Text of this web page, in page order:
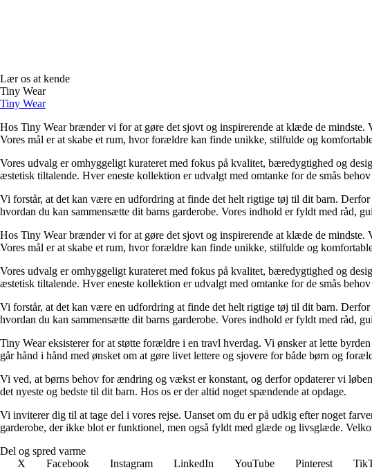
Lær os at kende
Tiny Wear
Tiny Wear
Hos Tiny Wear brænder vi for at gøre det sjovt og inspirerende at klæde de
Vores mål er at skabe et rum, hvor forældre kan finde unikke, stilfulde og
Vores udvalg er omhyggeligt kurateret med fokus på kvalitet, bæredygtighed og
æstetisk tiltalende. Hver eneste kollektion er udvalgt med omtanke for de smås
Vi forstår, at det kan være en udfordring at finde det helt rigtige tøj til dit barn.
hvordan du kan sammensætte dit barns garderobe. Vores indhold er fyldt med råd,
Hos Tiny Wear brænder vi for at gøre det sjovt og inspirerende at klæde de
Vores mål er at skabe et rum, hvor forældre kan finde unikke, stilfulde og
Vores udvalg er omhyggeligt kurateret med fokus på kvalitet, bæredygtighed og
æstetisk tiltalende. Hver eneste kollektion er udvalgt med omtanke for de smås
Vi forstår, at det kan være en udfordring at finde det helt rigtige tøj til dit barn.
hvordan du kan sammensætte dit barns garderobe. Vores indhold er fyldt med råd,
Tiny Wear eksisterer for at støtte forældre i en travl hverdag. Vi ønsker at lette
går hånd i hånd med ønsket om at gøre livet lettere og sjovere for både børn og
Vi ved, at børns behov for ændring og vækst er konstant, og derfor opdaterer vi
det nyeste og bedste til dit barn. Hos os er der altid noget spændende at opdage.
Vi inviterer dig til at tage del i vores rejse. Uanset om du er på udkig efter noget
garderobe, der ikke blot er funktionel, men også fyldt med glæde og livsglæde.
Del og spred varme
X
Facebook Instagram LinkedIn YouTube Pinterest